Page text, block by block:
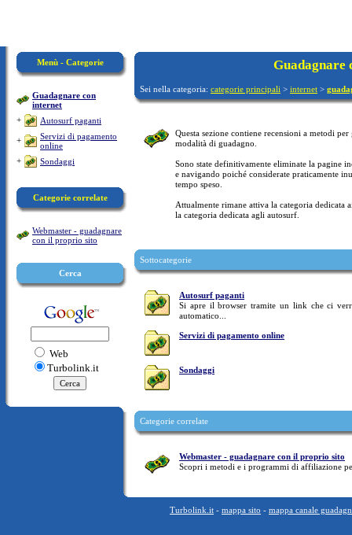
Menù - Categorie
Guadagnare con
internet
+
Autosurf paganti
+
Servizi di pagamento
online
+
Sondaggi
Categorie correlate
Webmaster - guadagnare
con il proprio sito
Cerca
Web
Turbolink.it
Guadagnare
Sei nella categoria: categorie principali > internet >
Questa sezione contiene recensioni a metodi
modalità di guadagno.
Sono state definitivamente eliminate la pagine
e navigando poiché considerate praticamente
tempo speso.
Attualmente rimane attiva la categoria dedicata
la categoria dedicata agli autosurf.
Sottocategorie
Autosurf paganti
Si apre il browser tramite un link che ci
automatico...
Servizi di pagamento online
Sondaggi
Categorie correlate
Webmaster - guadagnare con il proprio sito
Scopri i metodi e i programmi di affiliazione
Turbolink.it - mappa sito - mappa canale